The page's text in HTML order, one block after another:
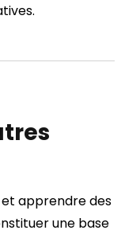
apprendre des
une base